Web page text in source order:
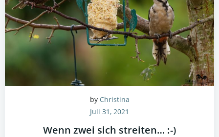
by Christina
Juli 31, 2021
Wenn zwei sich streiten… :-)